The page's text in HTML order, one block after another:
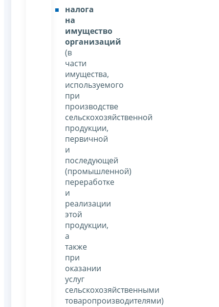
налога
на
имущество
организаций
(в
части
имущества,
используемого
при
производстве
сельскохозяйственной
продукции,
первичной
и
последующей
(промышленной)
переработке
и
реализации
этой
продукции,
а
также
при
оказании
услуг
сельскохозяйственными
товаропроизводителями)